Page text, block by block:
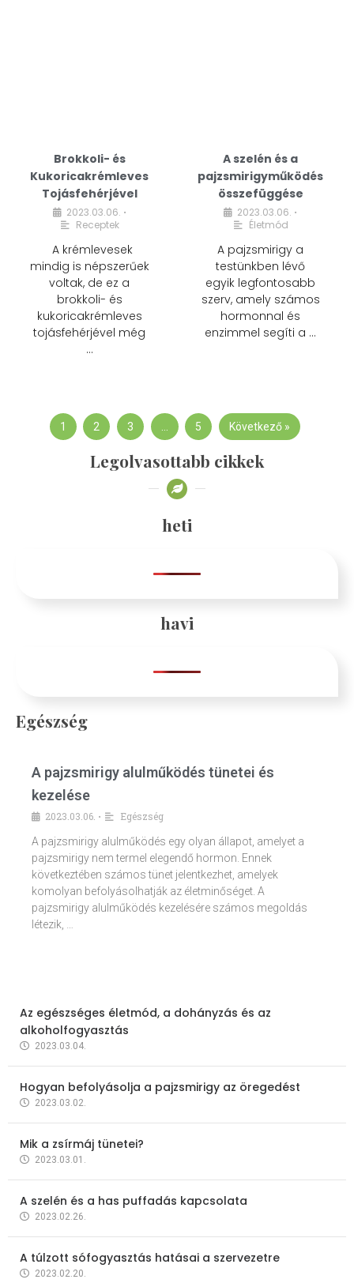
Brokkoli- és
Kukoricakrémleves
Tojásfehérjével
2023.03.06. •
Receptek
A krémlevesek
mindig is népszerűek
voltak, de ez a
brokkoli- és
kukoricakrémleves
tojásfehérjével még
…
A szelén és a
pajzsmirigyműködés
összefüggése
2023.03.06. •
Életmód
A pajzsmirigy a
testünkben lévő
egyik legfontosabb
szerv, amely számos
hormonnal és
enzimmel segíti a …
1 2 3 … 5 Következő »
Legolvasottabb cikkek
heti
havi
Egészség
A pajzsmirigy alulműködés tünetei és
kezelése
2023.03.06. •
Egészség
A pajzsmirigy alulműködés egy olyan állapot, amelyet a
pajzsmirigy nem termel elegendő hormon. Ennek
következtében számos tünet jelentkezhet, amelyek
komolyan befolyásolhatják az életminőséget. A
pajzsmirigy alulműködés kezelésére számos megoldás
létezik, …
Az egészséges életmód, a dohányzás és az
alkoholfogyasztás
2023.03.04.
Hogyan befolyásolja a pajzsmirigy az öregedést
2023.03.02.
Mik a zsírmáj tünetei?
2023.03.01.
A szelén és a has puffadás kapcsolata
2023.02.26.
A túlzott sófogyasztás hatásai a szervezetre
2023.02.20.